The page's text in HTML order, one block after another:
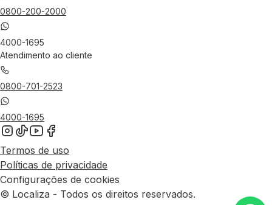
0800-200-2000
4000-1695
Atendimento ao cliente
0800-701-2523
4000-1695
Termos de uso
Políticas de privacidade
Configurações de cookies
© Localiza - Todos os direitos reservados.